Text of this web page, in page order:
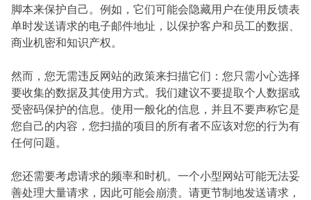
脚本来保护自己。例如，它们可能会隐藏用户在使用反馈表
单时发送请求的电子邮件地址，以保护客户和员工的数据、
商业机密和知识产权。
然而，您无需违反网站的政策来扫描它们：您只需小心选择
要收集的数据及其使用方式。我们建议不要提取个人数据或
受密码保护的信息。使用一般化的信息，并且不要声称它是
您自己的内容，您扫描的项目的所有者不应该对您的行为有
任何问题。
您还需要考虑请求的频率和时机。一个小型网站可能无法妥
善处理大量请求，因此可能会崩溃。请更节制地发送请求，